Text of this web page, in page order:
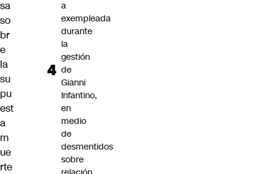
sa
so
br
e
la
su
pu
est
a
m
ue
rte
a
exempleada
durante
la
gestión
de
Gianni
Infantino,
en
medio
de
desmentidos
sobre